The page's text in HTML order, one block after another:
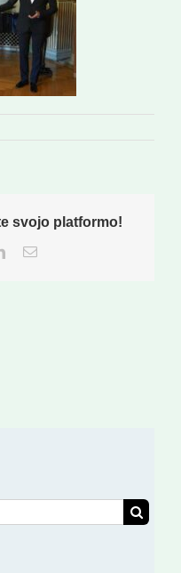
svojo platformo!
LinkedInEmail